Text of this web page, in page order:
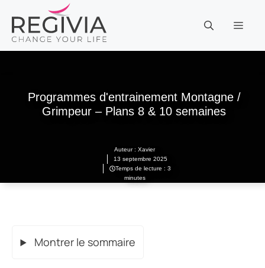
contenu
Programmes d'entrainement Montagne /
Grimpeur – Plans 8 & 10 semaines
Auteur : Xavier
13 septembre 2025
Temps de lecture : 3
minutes
Montrer le sommaire